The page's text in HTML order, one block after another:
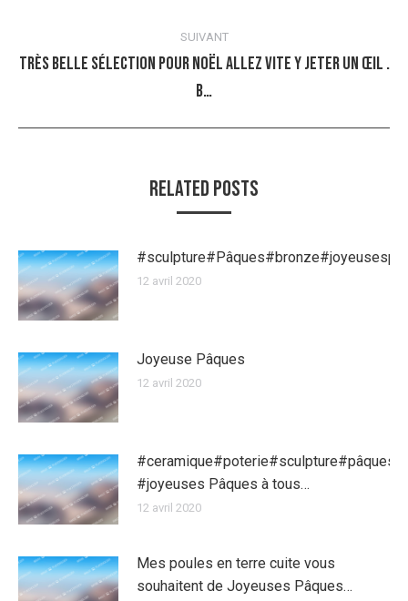
:
SUIVANT
suivant
Très belle sélection pour Noël allez vite y jeter un œil .
B…
Related Posts
12 avril 2020
Joyeuse Pâques
12 avril 2020
#ceramique#poterie#sculpture#pâques
#joyeuses Pâques à tous…
12 avril 2020
Mes poules en terre cuite vous
souhaitent de Joyeuses Pâques…